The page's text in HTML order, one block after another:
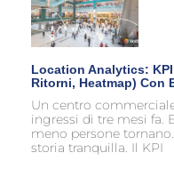
Location Analytics:
Ritorni, Heatmap) Con
Un centro
ingressi di tre mesi fa.
meno persone
storia tranquilla. Il KPI